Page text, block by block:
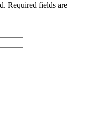
Required fields are